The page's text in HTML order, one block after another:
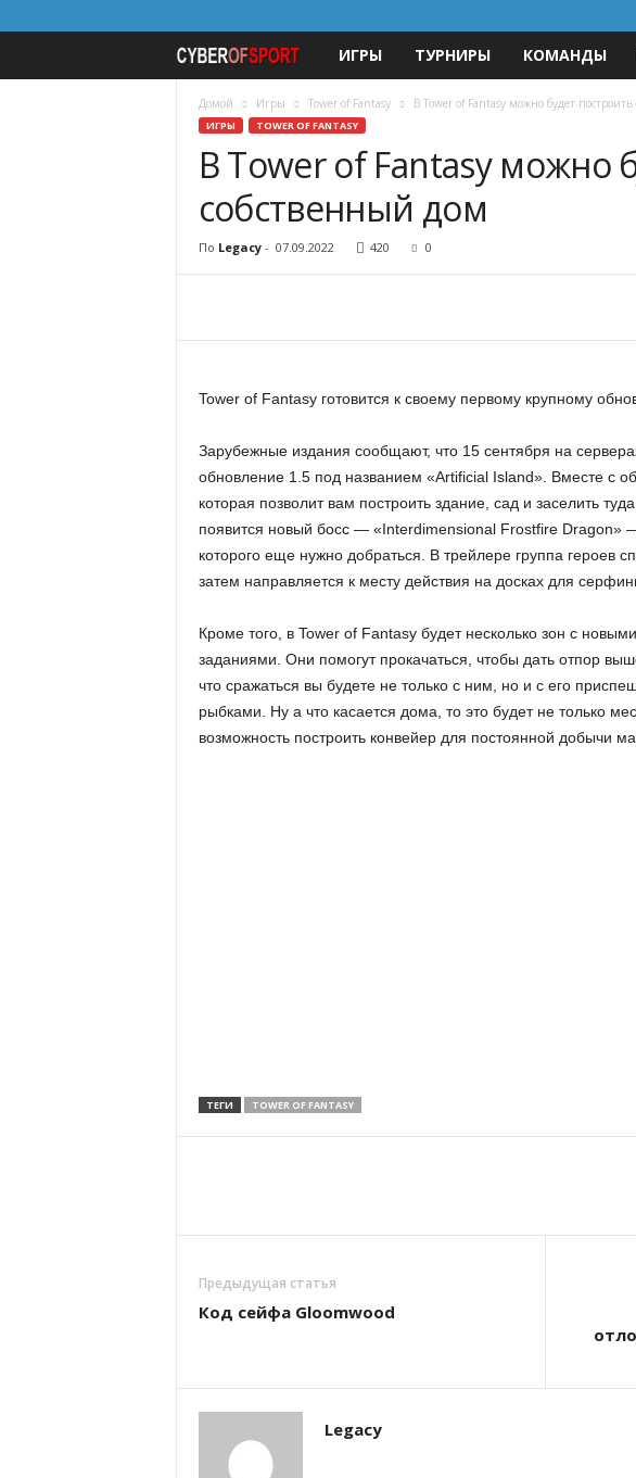
y
r
f
o
r
t
.
ИГРЫ ТУРНИРЫ КОМАНДЫ
Домой Игры Tower of Fantasy В Tower of Fantasy можно будет
ИГРЫ TOWER OF FANTASY
В Tower of Fantasy можно
собственный дом
По Legacy- 07.09.2022 420 0
Tower of Fantasy готовится к своему первому крупному
Зарубежные издания сообщают, что 15 сентября на
обновление 1.5 под названием «Artificial Island». Вместе с
которая позволит вам построить здание, сад и заселить
появится новый босс — «Interdimensional Frostfire Dragon»
которого еще нужно добраться. В трейлере группа героев
затем направляется к месту действия на досках для
Кроме того, в Tower of Fantasy будет несколько зон с
заданиями. Они помогут прокачаться, чтобы дать отпор
что сражаться вы будете не только с ним, но и с его
рыбками. Ну а что касается дома, то это будет не только
возможность построить конвейер для постоянной добычи
ТЕГИ TOWER OF FANTASY
Предыдущая статья
Код сейфа Gloomwood
Legacy